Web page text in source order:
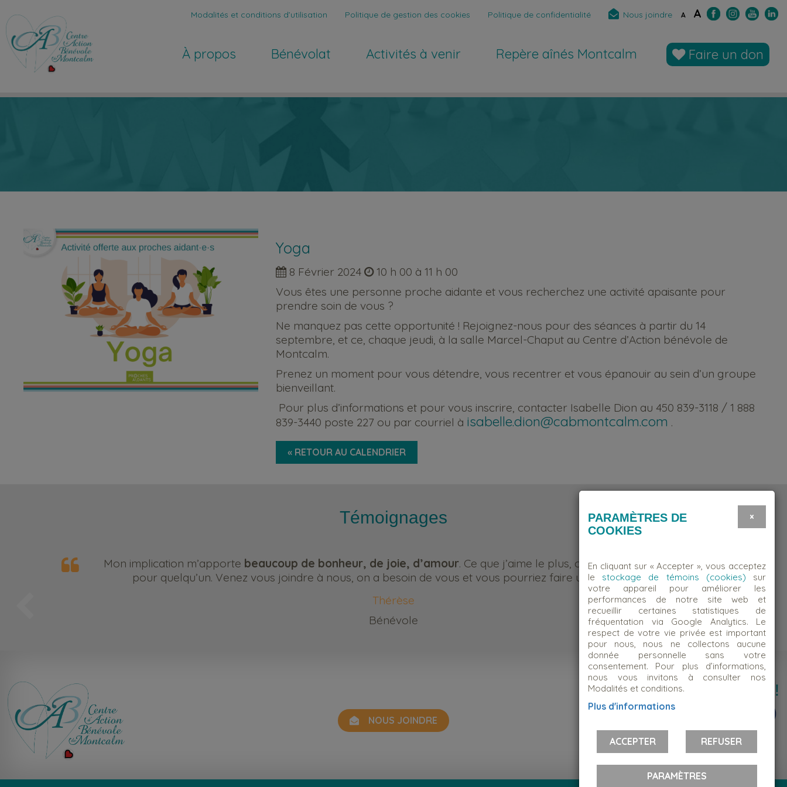
Modalités et conditions d’utilisation Politique de gestion des cookies Politique de confidentialité Nous joindre A A
À propos Bénévolat Activités à venir Repère aînés Montcalm Faire un don
Yoga
8 Février 2024
10 h 00 à 11 h 00
Vous êtes une personne proche aidante et vous recherchez une activité apaisante pour
prendre soin de vous ?
Ne manquez pas cette opportunité ! Rejoignez-nous pour des séances à partir du 14
septembre, et ce, chaque jeudi, à la salle Marcel-Chaput au Centre d’Action bénévole de
Montcalm.
Prenez un moment pour vous détendre, vous recentrer et vous épanouir au sein d’un groupe
bienveillant.
Pour plus d’informations et pour vous inscrire, contacter Isabelle Dion au 450 839-3118 / 1 888
839-3440 poste 227 ou par courriel à isabelle.dion@cabmontcalm.com .
« RETOUR AU CALENDRIER
Témoignages
Mon implication m’apporte beaucoup de bonheur, de joie, d’amour. Ce que j’aime le plus, c’est d’être quelqu’un
pour quelqu’un. Venez vous joindre à nous, on a besoin de vous et vous pourriez faire une différence.
Thérèse
Bénévole
NOUS JOINDRE
Suivez-nous!
×
PARAMÈTRES DE
COOKIES
En cliquant sur « Accepter », vous acceptez
le stockage de témoins (cookies) sur
votre appareil pour améliorer les
performances de notre site web et
recueillir certaines statistiques de
fréquentation via Google Analytics. Le
respect de votre vie privée est important
pour nous, nous ne collectons aucune
donnée personnelle sans votre
consentement. Pour plus d’informations,
nous vous invitons à consulter nos
Modalités et conditions.
Plus d'informations
ACCEPTER REFUSER
PARAMÈTRES